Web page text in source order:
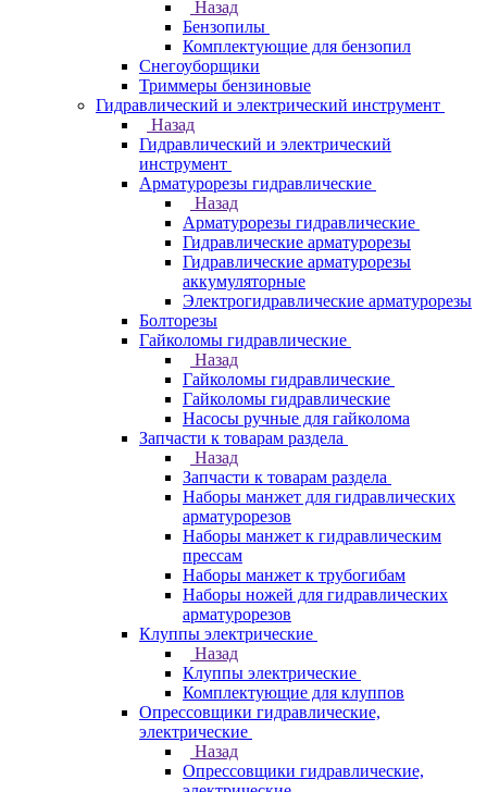
Назад
Бензопилы
Комплектующие для бензопил
Снегоуборщики
Триммеры бензиновые
Гидравлический и электрический инструмент
Назад
Гидравлический и электрический
инструмент
Арматурорезы гидравлические
Назад
Арматурорезы гидравлические
Гидравлические арматурорезы
Гидравлические арматурорезы
аккумуляторные
Электрогидравлические арматурорезы
Болторезы
Гайколомы гидравлические
Назад
Гайколомы гидравлические
Гайколомы гидравлические
Насосы ручные для гайколома
Запчасти к товарам раздела
Назад
Запчасти к товарам раздела
Наборы манжет для гидравлических
арматурорезов
Наборы манжет к гидравлическим
прессам
Наборы манжет к трубогибам
Наборы ножей для гидравлических
арматурорезов
Клуппы электрические
Назад
Клуппы электрические
Комплектующие для клуппов
Опрессовщики гидравлические,
электрические
Назад
Опрессовщики гидравлические,